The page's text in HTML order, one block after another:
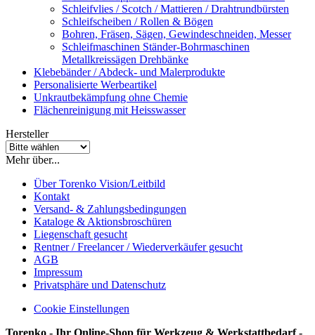
Schleifvlies / Scotch / Mattieren / Drahtrundbürsten
Schleifscheiben / Rollen & Bögen
Bohren, Fräsen, Sägen, Gewindeschneiden, Messer
Schleifmaschinen Ständer-Bohrmaschinen
Metallkreissägen Drehbänke
Klebebänder / Abdeck- und Malerprodukte
Personalisierte Werbeartikel
Unkrautbekämpfung ohne Chemie
Flächenreinigung mit Heisswasser
Hersteller
Mehr über...
Über Torenko Vision/Leitbild
Kontakt
Versand- & Zahlungsbedingungen
Kataloge & Aktionsbroschüren
Liegenschaft gesucht
Rentner / Freelancer / Wiederverkäufer gesucht
AGB
Impressum
Privatsphäre und Datenschutz
Cookie Einstellungen